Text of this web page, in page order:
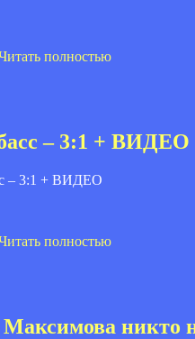
полностью
– 3:1 + ВИДЕО
полностью
никто